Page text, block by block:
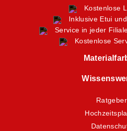
Kostenlose
Inklusive Etui
Service in jeder
Kostenlose
Ratgeber